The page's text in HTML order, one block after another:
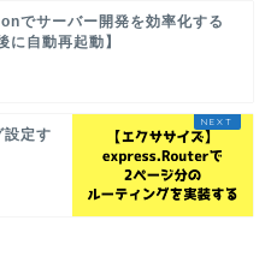
でサーバー開発を効率化する
に自動再起動】
設定す